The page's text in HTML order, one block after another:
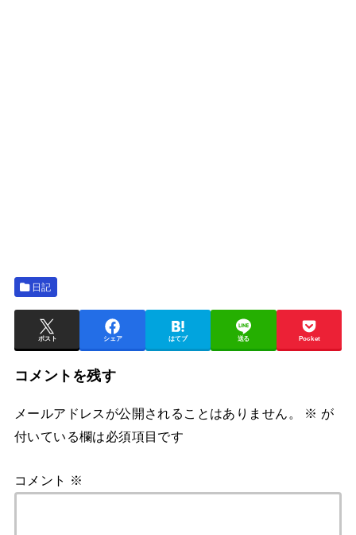
日記
ポスト シェア はてブ 送る Pocket
コメントを残す
メールアドレスが公開されることはありません。 ※ が
付いている欄は必須項目です
コメント ※